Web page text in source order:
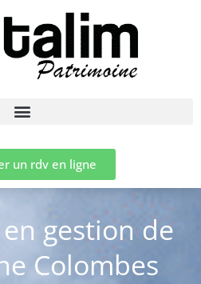
un rdv en ligne
gestion de
Colombes